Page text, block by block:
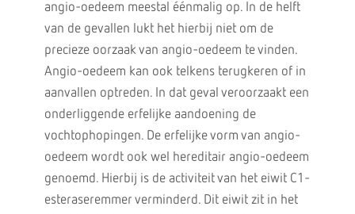
angio-oedeem meestal éénmalig op. In de helft
van de gevallen lukt het hierbij niet om de
precieze oorzaak van angio-oedeem te vinden.
Angio-oedeem kan ook telkens terugkeren of in
aanvallen optreden. In dat geval veroorzaakt een
onderliggende erfelijke aandoening de
vochtophopingen. De erfelijke vorm van angio-
oedeem wordt ook wel hereditair angio-oedeem
genoemd. Hierbij is de activiteit van het eiwit C1-
esteraseremmer verminderd. Dit eiwit zit in het